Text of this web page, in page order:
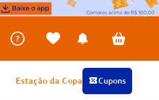
Estação da Copa Cupons